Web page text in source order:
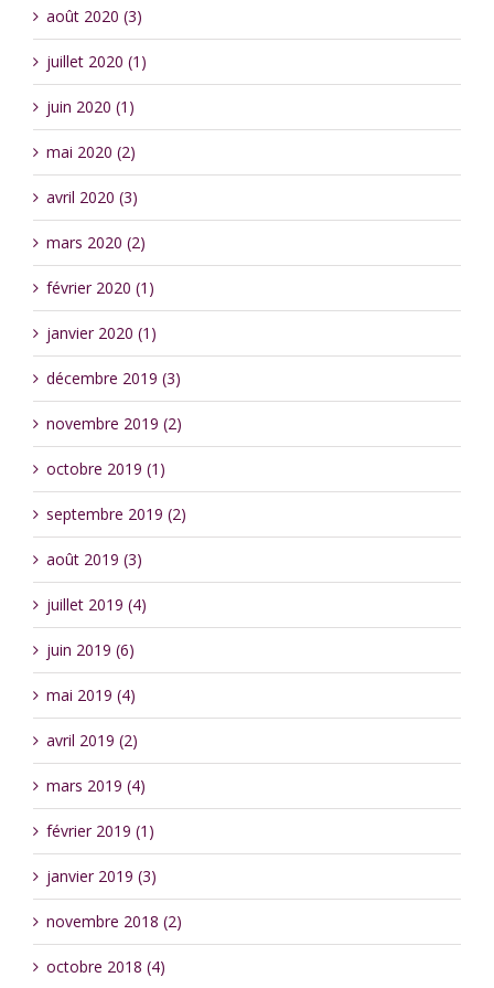
août 2020 (3)
juillet 2020 (1)
juin 2020 (1)
mai 2020 (2)
avril 2020 (3)
mars 2020 (2)
février 2020 (1)
janvier 2020 (1)
décembre 2019 (3)
novembre 2019 (2)
octobre 2019 (1)
septembre 2019 (2)
août 2019 (3)
juillet 2019 (4)
juin 2019 (6)
mai 2019 (4)
avril 2019 (2)
mars 2019 (4)
février 2019 (1)
janvier 2019 (3)
novembre 2018 (2)
octobre 2018 (4)